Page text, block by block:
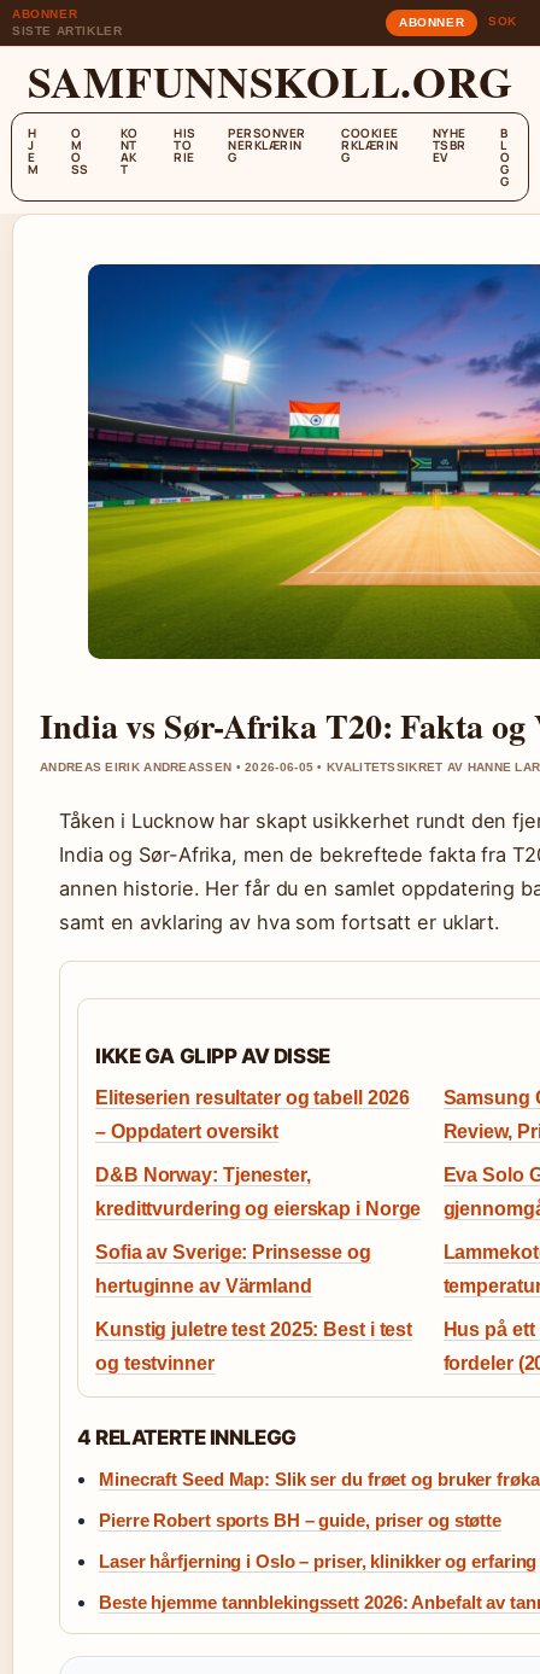
ABONNER
SISTE ARTIKLER
ABONNER SOK
SAMFUNNSKOLL.ORG
H
J
E
M
O
M
O
SS
KO
NT
AK
T
HIS
TO
RIE
PERSONVER
NERKLÆRIN
G
COOKIEE
RKLÆRIN
G
NYHE
TSBR
EV
B
L
O
G
G
India vs Sør-Afrika T20: Fakta og
ANDREAS EIRIK ANDREASSEN • 2026-06-05 • KVALITETSSIKRET AV HANNE
Tåken i Lucknow har skapt usikkerhet rundt den
India og Sør-Afrika, men de bekreftede fakta fra
annen historie. Her får du en samlet oppdatering
samt en avklaring av hva som fortsatt er uklart.
IKKE GA GLIPP AV DISSE
Eliteserien resultater og tabell 2026
– Oppdatert oversikt
Samsung
Review,
D&B Norway: Tjenester,
kredittvurdering og eierskap i Norge
Eva Solo
Sofia av Sverige: Prinsesse og
hertuginne av Värmland
Kunstig juletre test 2025: Best i test
og testvinner
Hus på
fordeler
4 RELATERTE INNLEGG
Minecraft Seed Map: Slik ser du frøet og bruker
Pierre Robert sports BH – guide, priser og støtte
Laser hårfjerning i Oslo – priser, klinikker og erfaring
Beste hjemme tannblekingssett 2026: Anbefalt av